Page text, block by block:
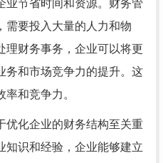
业节省时间和资源。财务管
需要投入大量的人力和物
理财务事务，企业可以将更
务和市场竞争力的提升。这
和竞争力。
优化企业的财务结构至关重
知识和经验，企业能够建立